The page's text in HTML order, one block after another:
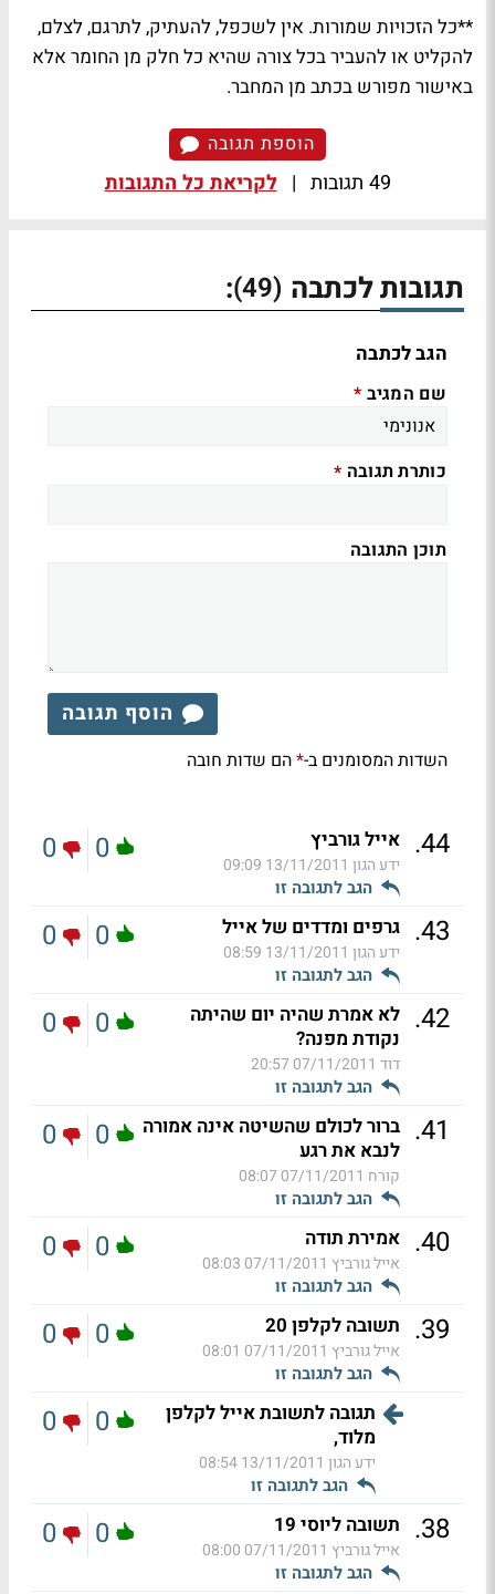
**כל הזכויות שמורות. אין לשכפל, להעתיק, לתרגם, לצלם,
להקליט או להעביר בכל צורה שהיא כל חלק מן החומר אלא
באישור מפורש בכתב מן המחבר.
הוספת תגובה
49 תגובות | לקריאת כל התגובות
תגובות לכתבה (49)
:
הגב לכתבה
שם המגיב *
כותרת תגובה *
תוכן התגובה
הוסף תגובה
השדות המסומנים ב-*הם שדות חובה
44
. אייל גורביץ
ידע הגון 13/11/2011 09:09
הגב לתגובה זו
0
0
43
. גרפים ומדדים של אייל
ידע הגון 13/11/2011 08:59
הגב לתגובה זו
0
0
42
. לא אמרת שהיה יום שהיתה
נקודת מפנה?
דוד 07/11/2011 20:57
הגב לתגובה זו
0
0
41
. ברור לכולם שהשיטה אינה אמורה
לנבא את רגע
קורח 07/11/2011 08:07
הגב לתגובה זו
0
0
40
. אמירת תודה
אייל גורביץ 07/11/2011 08:03
הגב לתגובה זו
0
0
39
. תשובה לקלפן 20
אייל גורביץ 07/11/2011 08:01
הגב לתגובה זו
0
0
תגובה לתשובת אייל לקלפן
מלוד,
ידע הגון 13/11/2011 08:54
הגב לתגובה זו
0
0
38
. תשובה ליוסי 19
אייל גורביץ 07/11/2011 08:00
הגב לתגובה זו
0
0